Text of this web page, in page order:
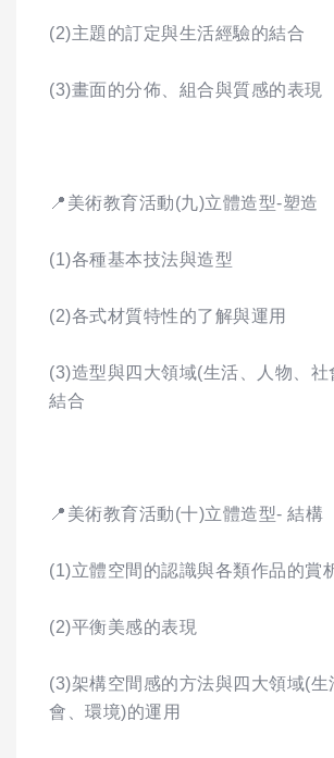
(2)主題的訂定與生活經驗的結合
(3)畫面的分佈、組合與質感的表現
📍美術教育活動(九)立體造型-塑造
(1)各種基本技法與造型
(2)各式材質特性的了解與運用
(3)造型與四大領域(生活、人物、社
結合
📍美術教育活動(十)立體造型- 結構
(1)立體空間的認識與各類作品的賞
(2)平衡美感的表現
(3)架構空間感的方法與四大領域(生
會、環境)的運用